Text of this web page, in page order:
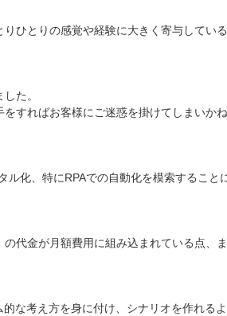
ひとりの感覚や経験に大きく寄与してい
た。
すればお客様にご迷惑を掛けてしまいか
化、特にRPAでの自動化を模索すること
代金が月額費用に組み込まれている点、
な考え方を身に付け、シナリオを作れる